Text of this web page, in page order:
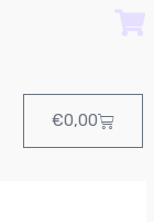
€0,00Cart